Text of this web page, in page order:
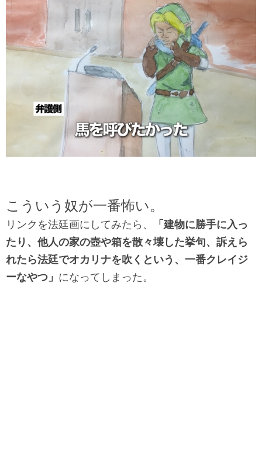
こういう奴が一番怖い。
リンクを法廷画にしてみたら、
「建物に勝手に入っ
たり、 他人の家の壺や箱を散々壊した挙句、 訴えら
れたら法廷でオカリナを吹くという、 一番クレイジ
ーなやつ」 になってしまった。